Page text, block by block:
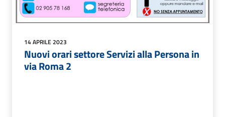
14 APRILE 2023
Nuovi orari settore Servizi alla Persona in
via Roma 2